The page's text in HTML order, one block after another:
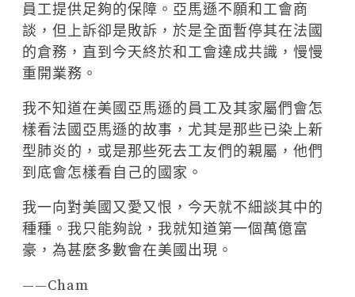
員工提供足夠的保障。亞馬遜不願和工會商
談，但上訴卻是敗訴，於是全面暫停其在法國
的倉務，直到今天終於和工會達成共識，慢慢
重開業務。
我不知道在美國亞馬遜的員工及其家屬們會怎
樣看法國亞馬遜的故事，尤其是那些已染上新
型肺炎的，或是那些死去工友們的親屬，他們
到底會怎樣看自己的國家。
我一向對美國又愛又恨，今天就不細談其中的
種種。我只能夠說，我就知道第一個萬億富
豪，為甚麼多數會在美國出現。
——Cham